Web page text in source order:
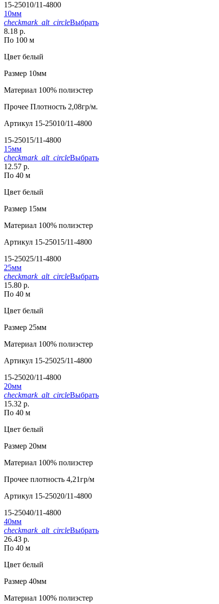
15-25010/11-4800
10мм
checkmark_alt_circleВыбрать
8.18 р.
По 100 м
Цвет белый
Размер 10мм
Материал 100% полиэстер
Прочее Плотность 2,08гр/м.
Артикул 15-25010/11-4800
15-25015/11-4800
15мм
checkmark_alt_circleВыбрать
12.57 р.
По 40 м
Цвет белый
Размер 15мм
Материал 100% полиэстер
Артикул 15-25015/11-4800
15-25025/11-4800
25мм
checkmark_alt_circleВыбрать
15.80 р.
По 40 м
Цвет белый
Размер 25мм
Материал 100% полиэстер
Артикул 15-25025/11-4800
15-25020/11-4800
20мм
checkmark_alt_circleВыбрать
15.32 р.
По 40 м
Цвет белый
Размер 20мм
Материал 100% полиэстер
Прочее плотность 4,21гр/м
Артикул 15-25020/11-4800
15-25040/11-4800
40мм
checkmark_alt_circleВыбрать
26.43 р.
По 40 м
Цвет белый
Размер 40мм
Материал 100% полиэстер